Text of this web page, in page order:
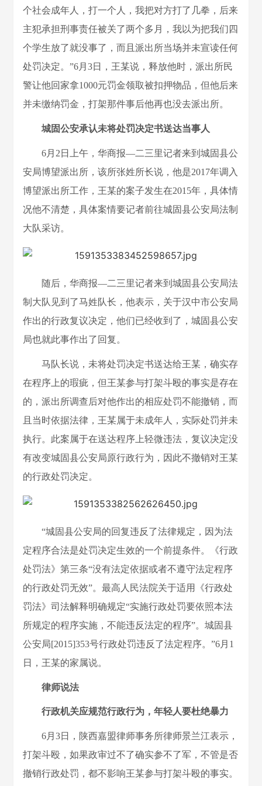
个社会成年人，打一个人，我把对方打了几拳，后来
主犯承担刑事责任被关了两个多月，我以为把我们四
个学生放了就没事了，而且派出所当场并未宣读任何
处罚决定。”6月3日，王某说，释放他时，派出所民
警让他回家拿1000元罚金领取被扣押物品，但他后来
并未缴纳罚金，打架那件事后他再也没去派出所。
城固公安承认未将处罚决定书送达当事人
6月2日上午，华商报—二三里记者来到城固县公
安局博望派出所，该所张姓所长说，他是2017年调入
博望派出所工作，王某的案子发生在2015年，具体情
况他不清楚，具体案情要记者前往城固县公安局法制
大队采访。
随后，华商报—二三里记者来到城固县公安局法
制大队见到了马姓队长，他表示，关于汉中市公安局
作出的行政复议决定，他们已经收到了，城固县公安
局也就此事作出了回复。
马队长说，未将处罚决定书送达给王某，确实存
在程序上的瑕疵，但王某参与打架斗殴的事实是存在
的，派出所调查后对他作出的相应处罚不能撤销，而
且当时依据法律，王某属于未成年人，实际处罚并未
执行。此案属于在送达程序上轻微违法，复议决定没
有改变城固县公安局原行政行为，因此不撤销对王某
的行政处罚决定。
“城固县公安局的回复违反了法律规定，因为法
定程序合法是处罚决定生效的一个前提条件。《行政
处罚法》第三条“没有法定依据或者不遵守法定程序
的行政处罚无效”。最高人民法院关于适用《行政处
罚法》司法解释明确规定“实施行政处罚要依照本法
所规定的程序实施，不能违反法定的程序”。城固县
公安局[2015]353号行政处罚违反了法定程序。”6月1
日，王某的家属说。
律师说法
行政机关应规范行政行为，年轻人要杜绝暴力
6月3日，陕西嘉盟律师事务所律师景兰江表示，
打架斗殴，如果政审过不了确实参不了军，不管是否
撤销行政处罚，都不影响王某参与打架斗殴的事实。